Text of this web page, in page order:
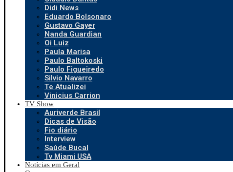
Didi News
Eduardo Bolsonaro
Gustavo Gayer
Nanda Guardian
Oi Luiz
Paula Marisa
Paulo Baltokoski
Paulo Figueiredo
Silvio Navarro
Te Atualizei
Vinicius Carrion
TV Show
Auriverde Brasil
Dicas de Visão
Fio diário
Interview
Saúde Bucal
Tv Miami USA
Notícias em Geral